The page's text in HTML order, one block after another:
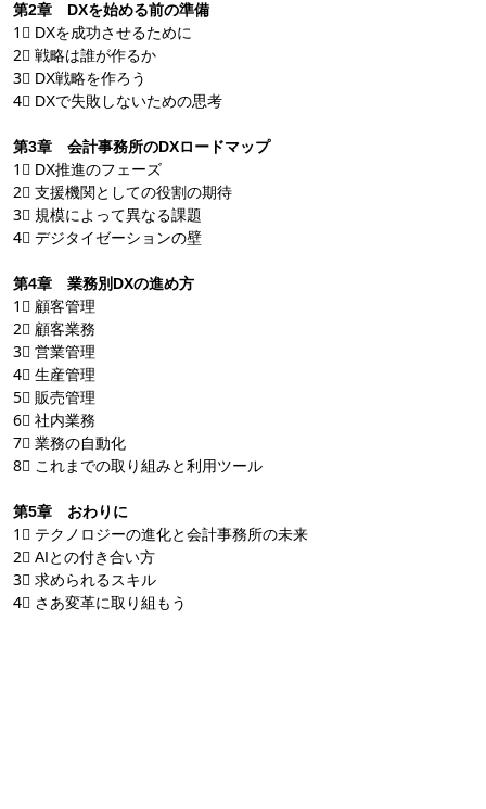
第2章 DXを始める前の準備
1⃣ DXを成功させるために
2⃣ 戦略は誰が作るか
3⃣ DX戦略を作ろう
4⃣ DXで失敗しないための思考
第3章 会計事務所のDXロードマップ
1⃣ DX推進のフェーズ
2⃣ 支援機関としての役割の期待
3⃣ 規模によって異なる課題
4⃣ デジタイゼーションの壁
第4章 業務別DXの進め方
1⃣ 顧客管理
2⃣ 顧客業務
3⃣ 営業管理
4⃣ 生産管理
5⃣ 販売管理
6⃣ 社内業務
7⃣ 業務の自動化
8⃣ これまでの取り組みと利用ツール
第5章 おわりに
1⃣ テクノロジーの進化と会計事務所の未来
2⃣ AIとの付き合い方
3⃣ 求められるスキル
4⃣ さあ変革に取り組もう